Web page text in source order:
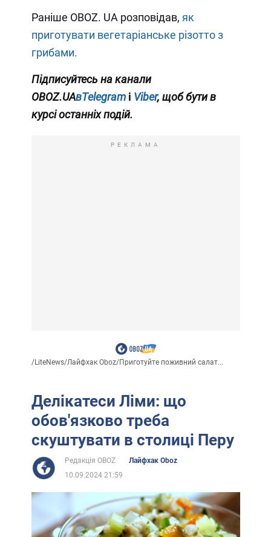
Раніше OBOZ. UA розповідав, як
приготувати вегетаріанське різотто з
грибами.
Підписуйтесь на канали
OBOZ.UAвTelegramі Viber, щоб бути в
курсі останніх подій.
РЕКЛАМА
/LiteNews/Лайфхак Oboz/Приготуйте поживний салат...
Делікатеси Ліми: що
обов'язково треба
скуштувати в столиці Перу
Редакція OBOZ
Лайфхак Oboz
10.09.2024 21:59